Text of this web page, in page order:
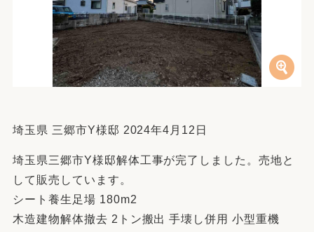
埼玉県 三郷市Y様邸 2024年4月12日
埼玉県三郷市Y様邸解体工事が完了しました。売地と
して販売しています。
シート養生足場 180m2
木造建物解体撤去 2トン搬出 手壊し併用 小型重機